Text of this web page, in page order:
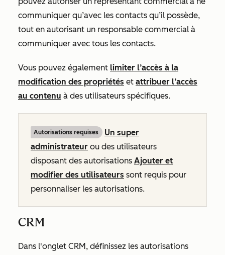
communiquer qu’avec les contacts qu’il possède,
tout en autorisant un responsable commercial à
communiquer avec tous les contacts.
Vous pouvez également limiter l’accès à la
modification des propriétés et attribuer l’accès
au contenu à des utilisateurs spécifiques.
Autorisations requises
Un super
administrateur ou des utilisateurs
disposant des autorisations Ajouter et
modifier des utilisateurs sont requis pour
personnaliser les autorisations.
CRM
Dans l'onglet CRM, définissez les autorisations